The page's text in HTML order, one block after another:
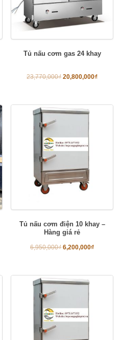
Tủ nấu cơm gas 24 khay
23,770,000₫ 20,800,000₫
Tủ nấu cơm điện 10 khay –
Hàng giá rẻ
6,950,000₫ 6,200,000₫